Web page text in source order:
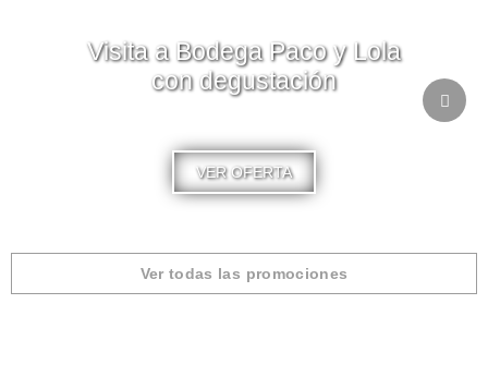
Visita a Bodega Paco y Lola
con degustación
VER OFERTA
Ver todas las promociones